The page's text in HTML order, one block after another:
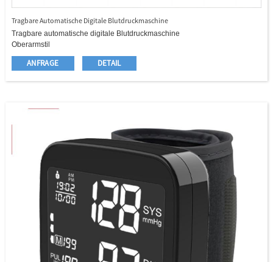
Tragbare Automatische Digitale Blutdruckmaschine
Tragbare automatische digitale Blutdruckmaschine
Oberarmstil
22 - 42 cm große Manschette
Typ - c Port
Blutdruckklassifizierung (WHO) Indikatorfunktion;
Durchschnittliche Berechnung für den neuesten dreimaligen Messwert
Niedrige Batterie -Warnungsfunktion
Automatische Ausschalten der Funktion
ANFRAGE DETAIL